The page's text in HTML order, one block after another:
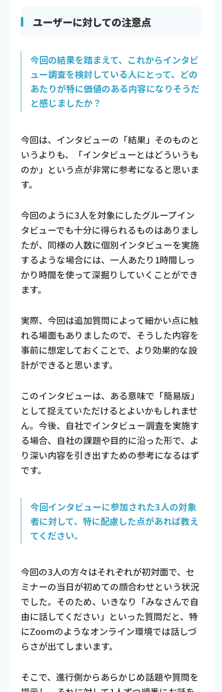
ユーザーに対しての注意点
今回の結果を踏まえて、これからインタビ
ュー調査を検討している人にとって、どの
あたりが特に価値のある内容になりそうだ
と感じましたか？
今回は、インタビューの「結果」そのものと
いうよりも、「インタビューとはどういうも
のか」という点が非常に参考になると思いま
す。
今回のように3人を対象にしたグループイン
タビューでも十分に得られるものはありまし
たが、同様の人数に個別インタビューを実施
するような場合には、一人あたり1時間しっ
かり時間を使って深掘りしていくことができ
ます。
実際、今回は追加質問によって細かい点に触
れる場面もありましたので、そうした内容を
事前に想定しておくことで、より効果的な設
計ができると思います。
このインタビューは、ある意味で「簡易版」
として捉えていただけるとよいかもしれませ
ん。今後、自社でインタビュー調査を実施す
る場合、自社の課題や目的に沿った形で、よ
り深い内容を引き出すための参考になるはず
です。
今回インタビューに参加された3人の対象
者に対して、特に配慮した点があれば教え
てください。
今回の3人の方々はそれぞれが初対面で、セ
ミナーの当日が初めての顔合わせという状況
でした。そのため、いきなり「みなさんで自
由に話してください」といった質問だと、特
にZoomのようなオンライン環境では話しづ
らさが出てしまいます。
そこで、進行側からあらかじめ話題や質問を